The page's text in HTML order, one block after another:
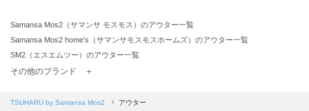
Samansa Mos2（サマンサ モスモス）のアウター一覧
Samansa Mos2 home's（サマンサモスモスホームズ）のアウター一覧
SM2（エスエムツー）のアウター一覧
TSUHARU by Samansa Mos2（ツハルバイサマンサモスモス）のアウター一覧
Samansa Mos2 blue（サマンサモスモス ブルー）のアウター一覧
その他のブランド ＋
TSUHARU by Samansa Mos2 アウター